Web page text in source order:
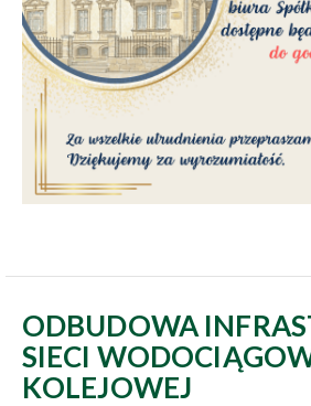
ODBUDOWA
SIECI
KOLEJOWEJ